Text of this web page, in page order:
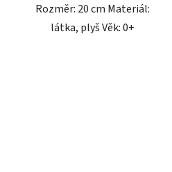
Rozměr: 20 cm Materiál:
látka, plyš Věk: 0+